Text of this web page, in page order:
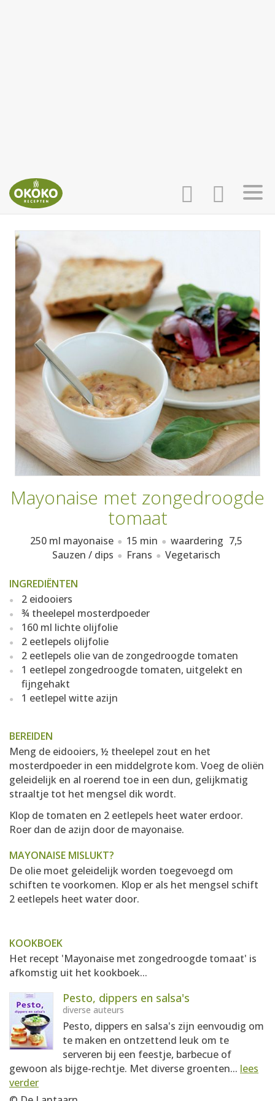
AANMELDEN
RECEPTEN
WEEKMENU'S
KOOKBOEKEN
Mayonaise met zongedroogde
tomaat
250 ml mayonaise 15 min waardering 7,5
Sauzen / dips
Frans Vegetarisch
INGREDIËNTEN
2 eidooiers
¾ theelepel mosterdpoeder
160 ml lichte olijfolie
2 eetlepels olijfolie
2 eetlepels olie van de zongedroogde tomaten
1 eetlepel zongedroogde tomaten, uitgelekt en
fijngehakt
1 eetlepel witte azijn
BEREIDEN
Meng de eidooiers, ½ theelepel zout en het
mosterdpoeder in een middelgrote kom. Voeg de oliën
geleidelijk en al roerend toe in een dun, gelijkmatig
straaltje tot het mengsel dik wordt.
Klop de tomaten en 2 eetlepels heet water erdoor.
Roer dan de azijn door de mayonaise.
MAYONAISE MISLUKT?
De olie moet geleidelijk worden toegevoegd om
schiften te voorkomen. Klop er als het mengsel schift
2 eetlepels heet water door.
KOOKBOEK
Het recept 'Mayonaise met zongedroogde tomaat' is
afkomstig uit het kookboek...
Pesto, dippers en salsa's
diverse auteurs
Pesto, dippers en salsa's zijn eenvoudig om
te maken en ontzettend leuk om te
serveren bij een feestje, barbecue of
gewoon als bijge-rechtje. Met diverse groenten... lees
verder